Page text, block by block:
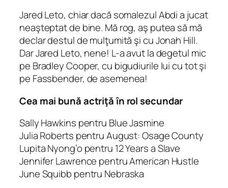
Jared Leto, chiar dacă somalezul Abdi a jucat
neaşteptat de bine. Mă rog, aş putea să mă
declar destul de mulţumită şi cu Jonah Hill.
Dar Jared Leto, nene! L-a avut la degetul mic
pe Bradley Cooper, cu bigudiurile lui cu tot şi
pe Fassbender, de asemenea!
Cea mai bună actriţă în rol secundar
Sally Hawkins pentru Blue Jasmine
Julia Roberts pentru August: Osage County
Lupita Nyong’o pentru 12 Years a Slave
Jennifer Lawrence pentru American Hustle
June Squibb pentru Nebraska